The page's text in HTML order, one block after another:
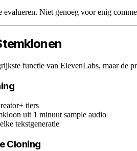
evalueren. Niet genoeg voor enig
functie van ElevenLabs, maar de
tiers
uit 1 minuut sample audio
tekstgeneratie
Cloning